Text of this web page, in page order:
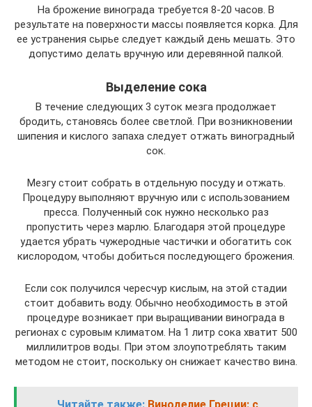
На брожение винограда требуется 8-20 часов. В
результате на поверхности массы появляется корка. Для
ее устранения сырье следует каждый день мешать. Это
допустимо делать вручную или деревянной палкой.
Выделение сока
В течение следующих 3 суток мезга продолжает
бродить, становясь более светлой. При возникновении
шипения и кислого запаха следует отжать виноградный
сок.
Мезгу стоит собрать в отдельную посуду и отжать.
Процедуру выполняют вручную или с использованием
пресса. Полученный сок нужно несколько раз
пропустить через марлю. Благодаря этой процедуре
удается убрать чужеродные частички и обогатить сок
кислородом, чтобы добиться последующего брожения.
Если сок получился чересчур кислым, на этой стадии
стоит добавить воду. Обычно необходимость в этой
процедуре возникает при выращивании винограда в
регионах с суровым климатом. На 1 литр сока хватит 500
миллилитров воды. При этом злоупотреблять таким
методом не стоит, поскольку он снижает качество вина.